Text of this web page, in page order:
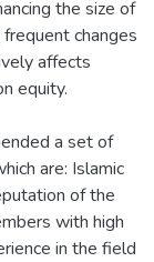
the size of
changes
affects
equity.
a set of
are: Islamic
of the
with high
in the field